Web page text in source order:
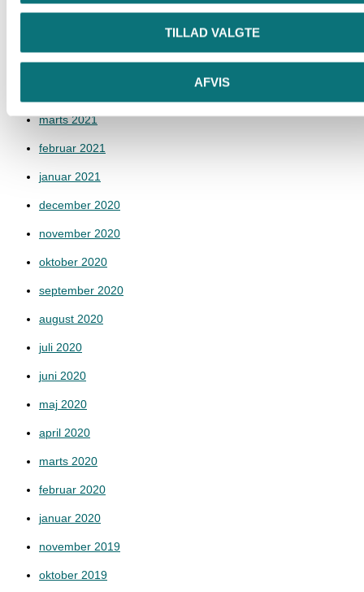
TILLAD VALGTE
AFVIS
juli 2021
maj 2021
marts 2021
februar 2021
januar 2021
december 2020
november 2020
oktober 2020
september 2020
august 2020
juli 2020
juni 2020
maj 2020
april 2020
marts 2020
februar 2020
januar 2020
november 2019
oktober 2019